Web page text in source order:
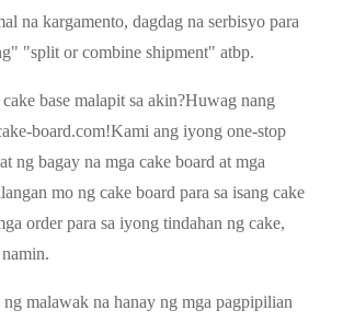
na kargamento, dagdag na serbisyo para
"split or combine shipment" atbp.
base malapit sa akin?Huwag nang
board.com!Kami ang iyong one-stop
ng bagay na mga cake board at mga
mo ng cake board para sa isang cake
order para sa iyong tindahan ng cake,
malawak na hanay ng mga pagpipilian